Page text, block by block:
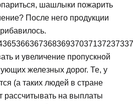
шашлыки пожарить
После него продукции
и увеличение пропускной
железных дорог. Те, у
(а таких людей в стране
рассчитывать на выплаты